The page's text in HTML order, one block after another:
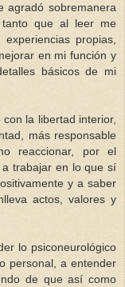
agradó sobremanera
que al leer me
propias,
en mi función y
básicos de mi
la libertad interior,
más responsable
reaccionar, por el
trabajar en lo que sí
y a saber
actos, valores y
lo psiconeurológico
personal, a entender
de que así como